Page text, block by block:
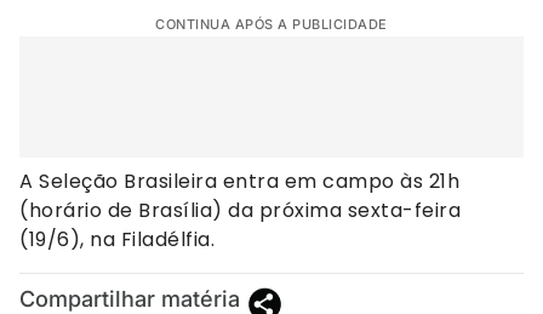
CONTINUA APÓS A PUBLICIDADE
A Seleção Brasileira entra em campo às 21h
(horário de Brasília) da próxima sexta-feira
(19/6), na Filadélfia.
Compartilhar matéria